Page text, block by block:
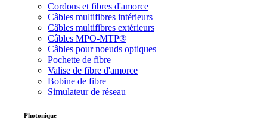
Cordons et fibres d'amorce
Câbles multifibres intérieurs
Câbles multifibres extérieurs
Câbles MPO-MTP®
Câbles pour noeuds optiques
Pochette de fibre
Valise de fibre d'amorce
Bobine de fibre
Simulateur de réseau
Photonique